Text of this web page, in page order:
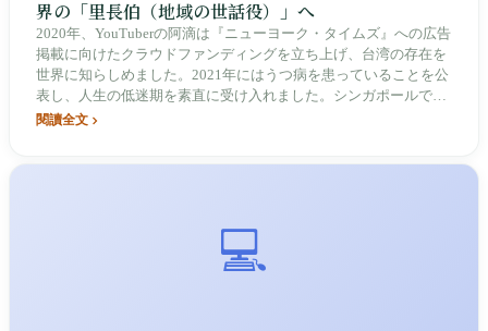
界の「里長伯（地域の世話役）」へ
2020年、YouTuberの阿滴は『ニューヨーク・タイムズ』への広告
掲載に向けたクラウドファンディングを立ち上げ、台湾の存在を
世界に知らしめました。2021年にはうつ病を患っていることを公
表し、人生の低迷期を素直に受け入れました。シンガポールでの
英語との出会いからクリエイター協会の設立まで、阿滴は知識系
閱讀全文
💻